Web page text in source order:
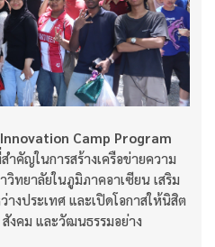
Innovation Camp Program
คัญในการสร้างเครือข่ายความ
ทยาลัยในภูมิภาคอาเซียน เสริม
างประเทศ และเปิดโอกาสให้นิสิต
งคม และวัฒนธรรมอย่าง